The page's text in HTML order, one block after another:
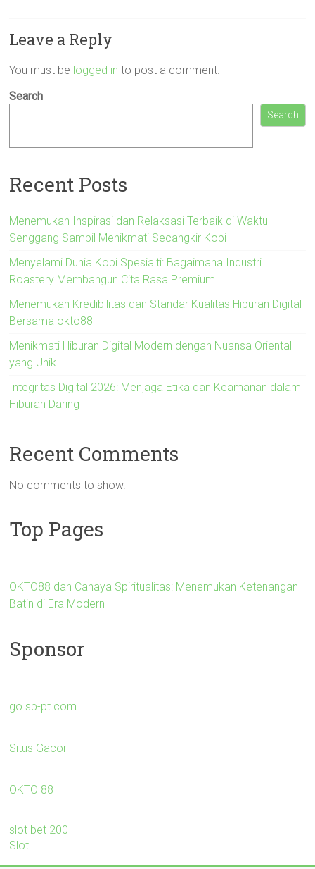
Leave a Reply
You must be logged in to post a comment.
Search
Search
Recent Posts
Menemukan Inspirasi dan Relaksasi Terbaik di Waktu
Senggang Sambil Menikmati Secangkir Kopi
Menyelami Dunia Kopi Spesialti: Bagaimana Industri
Roastery Membangun Cita Rasa Premium
Menemukan Kredibilitas dan Standar Kualitas Hiburan Digital
Bersama okto88
Menikmati Hiburan Digital Modern dengan Nuansa Oriental
yang Unik
Integritas Digital 2026: Menjaga Etika dan Keamanan dalam
Hiburan Daring
Recent Comments
No comments to show.
Top Pages
OKTO88 dan Cahaya Spiritualitas: Menemukan Ketenangan
Batin di Era Modern
Sponsor
go.sp-pt.com
Situs Gacor
OKTO 88
slot bet 200
Slot